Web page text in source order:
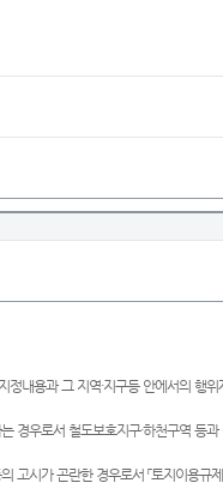
정내용과 그 지역·지구등 안에서의
경우로서 철도보호지구·하천구역
고시가 곤란한 경우로서 「토지이용